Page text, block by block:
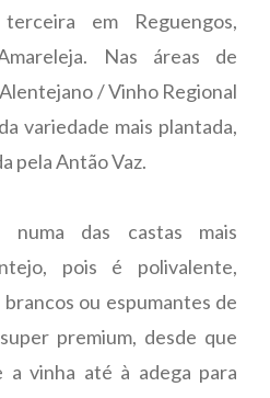
em Reguengos,
Nas áreas de
/ Vinho Regional
variedade mais plantada,
pela Antão Vaz.
das castas mais
pois é polivalente,
ou espumantes de
premium, desde que
a vinha até à adega para